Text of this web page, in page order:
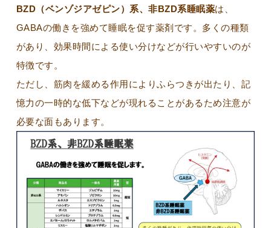
BZD（ベンゾジアゼピン）系、非BZD系睡眠薬は、
GABAの働きを強めて睡眠を促す薬剤です。多くの種類
があり、効果時間による使い分けなどが行いやすいのが
特徴です。
ただし、筋肉を緩める作用によりふらつきが出たり、記
憶力の一時的な低下などが現れることがあるため注意が
必要な面もあります。